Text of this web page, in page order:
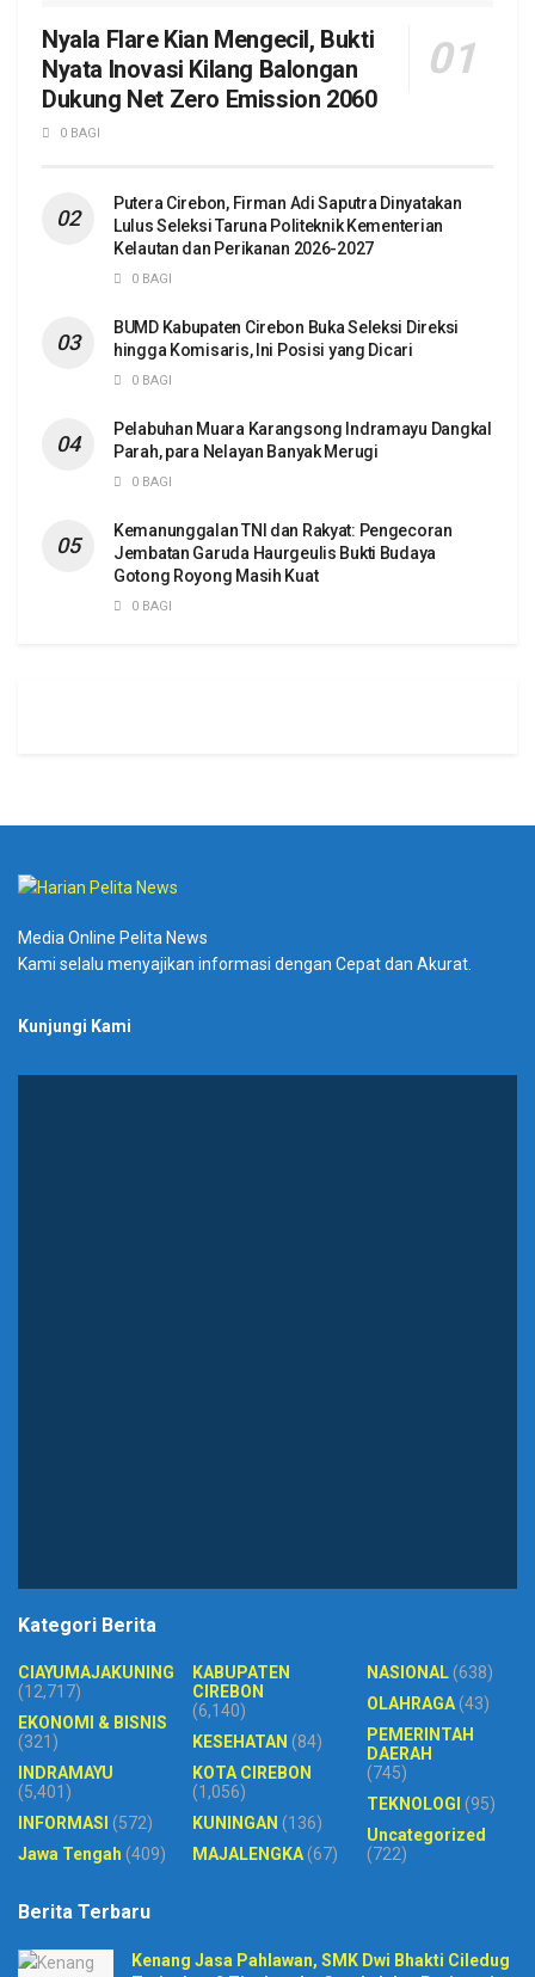
Nyala Flare Kian Mengecil, Bukti
Nyata Inovasi Kilang Balongan
Dukung Net Zero Emission 2060
0 BAGI
Putera Cirebon, Firman Adi Saputra Dinyatakan
Lulus Seleksi Taruna Politeknik Kementerian
Kelautan dan Perikanan 2026-2027
0 BAGI
BUMD Kabupaten Cirebon Buka Seleksi Direksi
hingga Komisaris, Ini Posisi yang Dicari
0 BAGI
Pelabuhan Muara Karangsong Indramayu Dangkal
Parah, para Nelayan Banyak Merugi
0 BAGI
Kemanunggalan TNI dan Rakyat: Pengecoran
Jembatan Garuda Haurgeulis Bukti Budaya
Gotong Royong Masih Kuat
0 BAGI
Media Online Pelita News
Kami selalu menyajikan informasi dengan Cepat dan Akurat.
Kunjungi Kami
Kategori Berita
CIAYUMAJAKUNING
(12,717)
EKONOMI & BISNIS
(321)
INDRAMAYU
(5,401)
INFORMASI (572)
Jawa Tengah (409)
KABUPATEN
CIREBON
(6,140)
KESEHATAN (84)
KOTA CIREBON
(1,056)
KUNINGAN (136)
MAJALENGKA(67)
NASIONAL(638)
OLAHRAGA(43)
PEMERINTAH
DAERAH
(745)
TEKNOLOGI (95)
Uncategorized
(722)
Berita Terbaru
Kenang Jasa Pahlawan, SMK Dwi Bhakti Ciledug